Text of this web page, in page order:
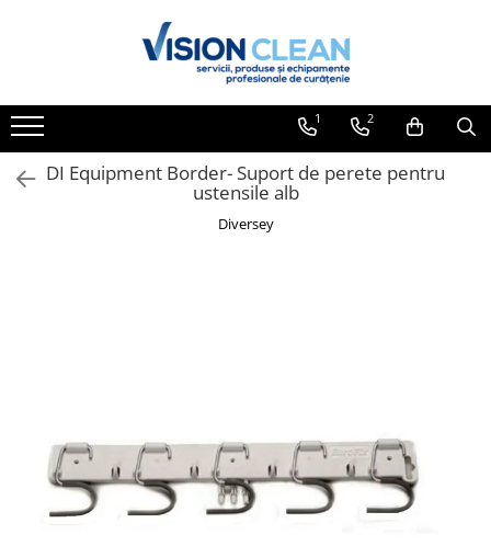
Aspiratoare si masini curatenie
profesionale
Aspiratoare injectie - extractie
Monodiscuri profesionale
Detergenti profesionali
Accesorii detergenti, pompe,
1 2
DI Equipment Border- Suport de perete pentru
ustensile alb
Diversey